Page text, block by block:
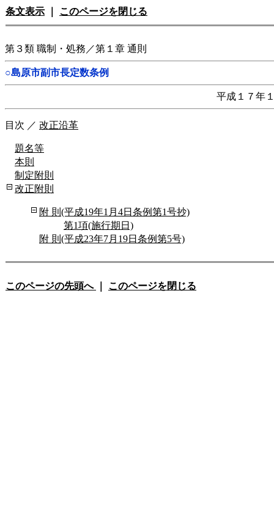
条文表示 このページを閉じる
第３類 職制・処務／第１章 通則
○島原市副市長定数条例
平成１７年
目次 ／ 改正沿革
題名等
本則
制定附則
改正附則
附 則(平成19年1月4日条例第1号抄)
第1項(施行期日)
附 則(平成23年7月19日条例第5号)
このページの先頭へ このページを閉じる